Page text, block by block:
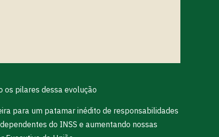
os pilares dessa evolução
para um patamar inédito de responsabilidades
do INSS e aumentando nossas